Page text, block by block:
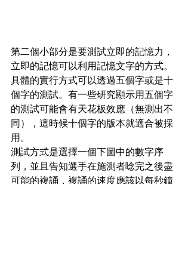
第二個小部分是要測試立即的記憶力，
立即的記憶可以利用記憶文字的方式。
具體的實行方式可以透過五個字或是十
個字的測試。有一些研究顯示用五個字
的測試可能會有天花板效應（無測出不
同），這時候十個字的版本就適合被採
用。
測試方式是選擇一個下圖中的數字序
列，並且告知選手在施測者唸完之後盡
可能的複誦，複誦的速度應該以每秒鐘